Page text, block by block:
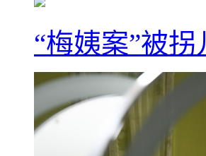
“梅姨案”被